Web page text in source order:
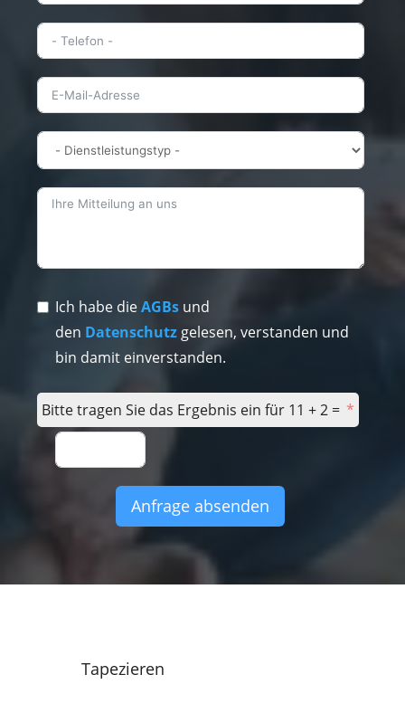
Ich habe dieAGBs und
den Datenschutzgelesen, verstanden und
bin damit einverstanden.
Bitte tragen Sie das Ergebnis ein für 11 + 2 =
Anfrage absenden
Tapezieren